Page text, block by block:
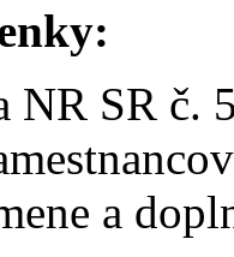
NR SR č.
a